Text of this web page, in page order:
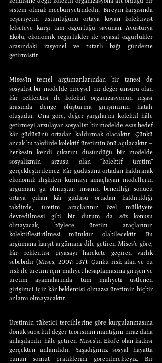
sistem olmak mecburiyetindedir. Bireyin karşısında
beşeriyetin üstünlüğünü ortaya koyan kolektivist
felsefeye karşı tam özgürlüğü savunan Avusturya
Ekolü, ekonomik özgürlükler ile siyasal özgürlükler
arasındaki rasyonel ve tutarlı bağı gündeme
getirmiştir.
Mises’in temel argümanlarından bir tanesi de
sosyalist bir modelde bireysel bir değer unsuru olan
kâr beklentisi ile kolektif organizasyonun inşası
arasında denge oluşturma girişiminin hatalı
oluşudur. Ona göre, değer yargılarını kolektif hâle
getirmeyi arzulayan sosyalist bir modelde esas hedef
kâr güdüsünü ortadan kaldırmak olacaktır. Çünkü
ancak bu takdirde kolektif üretimin önü açılacaktır –
herkesin kendi çıkarını düşündüğü bir modelde
sosyalizmin arzusu olan “kolektif üretim”
gerçekleştirilemez. Kâr güdüsünü ortadan kaldırarak
ekonomik ilişkileri kurmayı amaçlayan modellerin
argümanı şu olmuştur: insanın bencilliği sonucu
ortaya çıkan kâr güdüsü ortadan kaldırıldığı
takdirde, üretim araçlarının özel mülkiyete
devredilmesi gibi bir durum da söz konusu
olmayacak, böylece üretim araçlarının
kolektifleştirilmesi mümkün olabilecektir. Bu
argümana karşıt argümanı dile getiren Mises’e göre,
kâr beklentisi piyasayı harekete geçiren varlık
sebebidir (Mises, 2007: 137). Çünkü risk alan ve bu
risk ile üretim için maliyet hesaplamasına girişen ve
üretim aşamalarında tüm maliyeti üstlenen
girişimci için kâr beklentisi olmazsa üretimin hiçbir
anlamı olmayacaktır.
Üretimin tüketici tercihlerine göre kurgulanmasına
dönük subjektif değer teorisinin mantığını biraz daha
anlaşılabilir hâle getiren Mises’in Ekol’e olan katkısı
gerçekten anlamlıdır. Yaşadığımız sosyal hayatta
bunun somut pratiklerini görebilmekteyiz. Bir